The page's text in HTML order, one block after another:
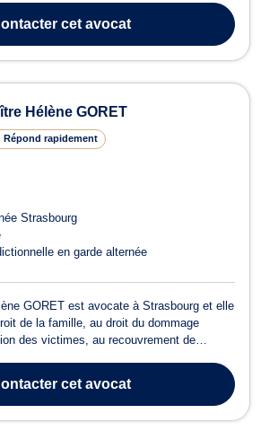
son activité à la défense et au
domaine...cet avocat
Hélène GORET
Répond rapidement
Strasbourg
en garde alternée
GORET est avocate à Strasbourg et elle
de la famille, au droit du dommage
des victimes, au recouvrement de
des étrangers et de la nationalité et au
l...
cet avocat